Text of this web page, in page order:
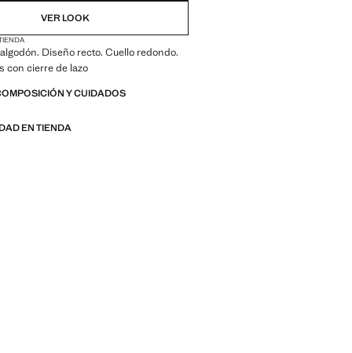
VER LOOK
Diseño recto. Cuello redondo.
con cierre de lazo
Y CUIDADOS
EN TIENDA